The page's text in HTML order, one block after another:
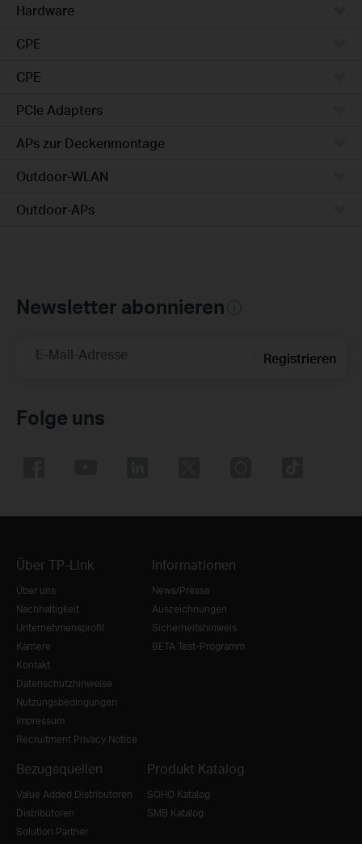
Hardware
CPE
CPE
PCIe Adapters
APs zur Deckenmontage
Outdoor-WLAN
Outdoor-APs
Newsletter abonnieren
E-Mail-Adresse Registrieren
Folge uns
Über TP-Link
Über uns
Nachhaltigkeit
Unternehmensprofil
Karriere
Kontakt
Datenschutzhinweise
Nutzungsbedingungen
Impressum
Recruitment Privacy Notice
Informationen
News/Presse
Auszeichnungen
Sicherheitshinweis
BETA Test-Programm
Bezugsquellen
Value Added Distributoren
Distributoren
Solution Partner
Produkt Katalog
SOHO Katalog
SMB Katalog